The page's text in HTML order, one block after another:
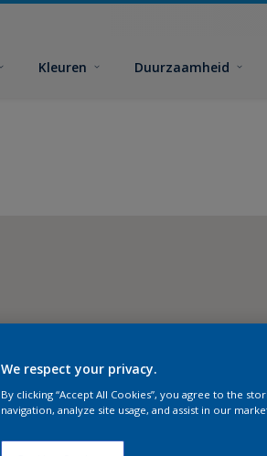
Kleuren Duurzaamheid
We respect your privacy.
By clicking “Accept All Cookies”, you agree to the
navigation, analyze site usage, and assist in our